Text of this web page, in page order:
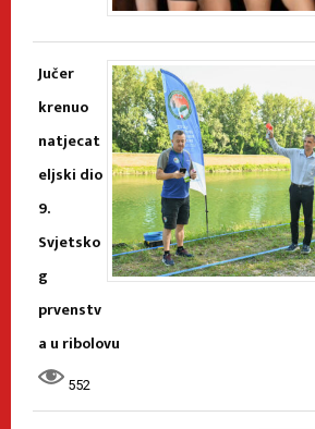
Jučer
krenuo
natjecat
eljski dio
9.
Svjetsko
g
prvenstv
a u ribolovu
552